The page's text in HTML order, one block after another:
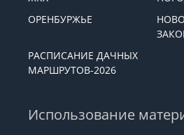
ОРЕНБУРЖЬЕ
РАСПИСАНИЕ ДАЧНЫХ
МАРШРУТОВ-2026
Использование